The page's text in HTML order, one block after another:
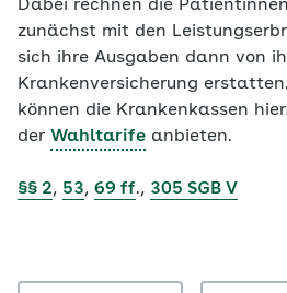
Dabei rechnen die
zunächst mit den
sich ihre Ausgaben dann von
Krankenversicherung
können die Krankenkassen
der Wahltarife anbieten.
§§ 2, 53, 69 ff., 305 SGB V